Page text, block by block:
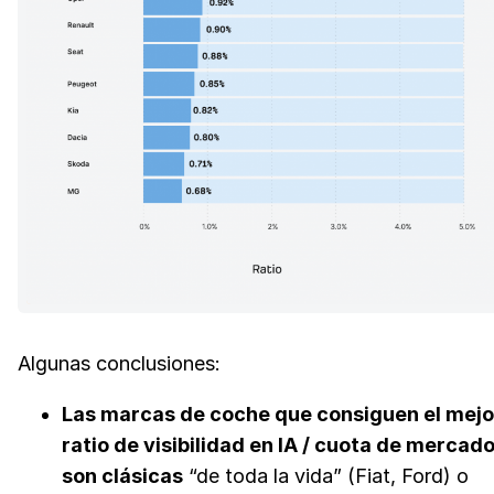
Algunas conclusiones:
Las marcas de coche que consiguen el
ratio de visibilidad en IA / cuota de mercado
son clásicas “de toda la vida” (Fiat, Ford) o